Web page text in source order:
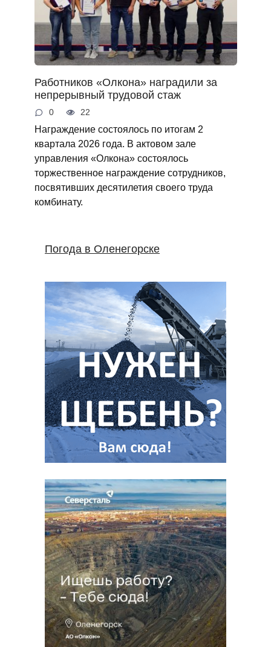
Работников «Олкона» наградили за
непрерывный трудовой стаж
0 22
Награждение состоялось по итогам 2
квартала 2026 года. В актовом зале
управления «Олкона» состоялось
торжественное награждение сотрудников,
посвятивших десятилетия своего труда
комбинату.
Погода в Оленегорске